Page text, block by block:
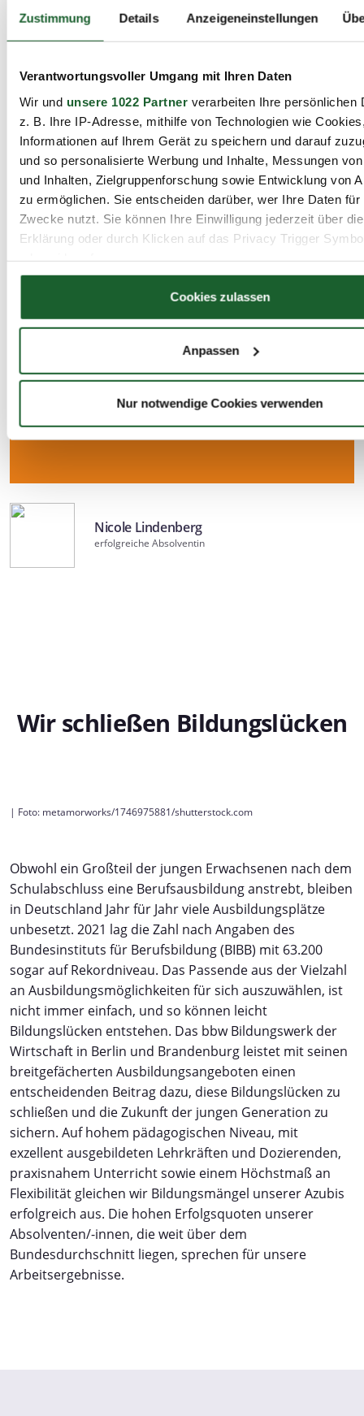
Zustimmung Details Anzeigeneinstellungen
Verantwortungsvoller Umgang mit Ihren Daten
Wir und unsere 1022 Partnerverarbeiten Ihre persönlichen
z. B. Ihre IP-Adresse, mithilfe von Technologien wie
Informationen auf Ihrem Gerät zu speichern und darauf
und so personalisierte Werbung und Inhalte, Messungen
und Inhalten, Zielgruppenforschung sowie Entwicklung von
zu ermöglichen. Sie entscheiden darüber, wer Ihre Daten für
Zwecke nutzt. Sie können Ihre Einwilligung jederzeit über
Erklärung oder durch Klicken auf das Privacy Trigger
Wenn Sie es erlauben, würden wir auch gerne:
Informationen über Ihre geografische Lage erfassen,
Ihr Gerät durch aktives Scannen nach bestimmten
(Fingerprinting) identifizieren
Erfahren Sie mehr darüber, wie Ihre persönlichen Daten
fest.
unsere Website zu analysieren. Außerdem geben wir
Ihrer Verwendung unserer Website an unsere Partner für
Cookies zulassen
Anpassen
Nur notwendige Cookies verwenden
gemeinsam überlegen, was wir für jedes
einzelne Kind tun können, um es so gut
Nicole Lindenberg
erfolgreiche Absolventin
Wir schließen Bildungslücken
| Foto: metamorworks/1746975881/shutterstock.com
Obwohl ein Großteil der jungen Erwachsenen nach dem
Schulabschluss eine Berufsausbildung anstrebt, bleiben
in Deutschland Jahr für Jahr viele Ausbildungsplätze
unbesetzt. 2021 lag die Zahl nach Angaben des
Bundesinstituts für Berufsbildung (BIBB) mit 63.200
sogar auf Rekordniveau. Das Passende aus der Vielzahl
an Ausbildungsmöglichkeiten für sich auszuwählen, ist
nicht immer einfach, und so können leicht
Bildungslücken entstehen. Das bbw Bildungswerk der
Wirtschaft in Berlin und Brandenburg leistet mit seinen
breitgefächerten Ausbildungsangeboten einen
entscheidenden Beitrag dazu, diese Bildungslücken zu
schließen und die Zukunft der jungen Generation zu
sichern. Auf hohem pädagogischen Niveau, mit
exzellent ausgebildeten Lehrkräften und Dozierenden,
praxisnahem Unterricht sowie einem Höchstmaß an
Flexibilität gleichen wir Bildungsmängel unserer Azubis
erfolgreich aus. Die hohen Erfolgsquoten unserer
Absolventen/-innen, die weit über dem
Bundesdurchschnitt liegen, sprechen für unsere
Arbeitsergebnisse.